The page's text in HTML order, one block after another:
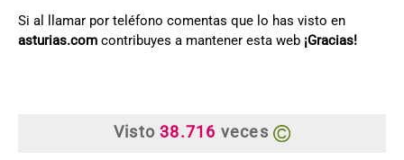
Si al llamar por teléfono comentas que lo has visto en
asturias.com contribuyes a mantener esta web ¡Gracias!
Visto38.716 veces